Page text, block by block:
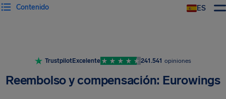
ES
Contenido
TrustpilotExcelente 241.541 opiniones
Reembolso y compensación: Eurowings